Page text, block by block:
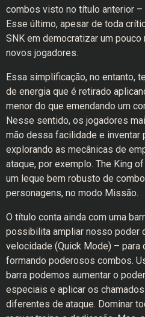
combos visto no título anterior –
Esse último, apesar de toda
SNK em democratizar um
novos jogadores.
Essa simplificação, no entanto,
de energia que é retirado
menor do que emendando um
Nesse sentido, os jogadores
mão dessa facilidade e inventar
explorando as mecânicas de
ataque, por exemplo. The King
um leque bem robusto de
personagens, no modo Missão.
O título conta ainda com uma
possibilita ampliar nosso poder
velocidade (Quick Mode) – para
formando poderosos combos.
barra podemos aumentar o
especiais e aplicar os
diferentes de ataque. Dominar